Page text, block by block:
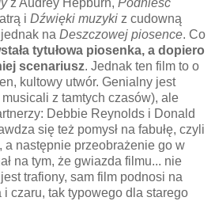
z Audrey Hepburn, Podnieść
i Dźwięki muzyki z cudowną
na Deszczowej piosence. Co
tytułowa piosenka, a dopiero
scenariusz. Jednak ten film to o
kultowy utwór. Genialny jest
z tamtych czasów), ale
Debbie Reynolds i Donald
się też pomysł na fabułę, czyli
a następnie przeobrażenie go w
na tym, że gwiazda filmu... nie
trafiony, sam film podnosi na
i czaru, tak typowego dla starego